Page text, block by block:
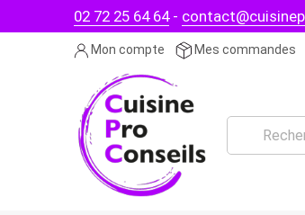
02 72 25 64 64-
Mon compte Mes commandes